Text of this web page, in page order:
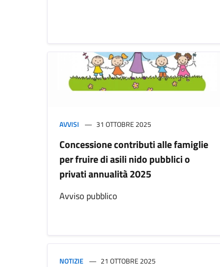
AVVISI 31 OTTOBRE 2025
Concessione contributi alle famiglie
per fruire di asili nido pubblici o
privati annualità 2025
Avviso pubblico
NOTIZIE 21 OTTOBRE 2025